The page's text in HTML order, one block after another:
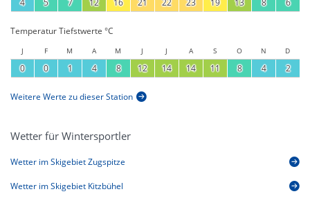
Temperatur Tiefstwerte °C
J F M A M J J A S O N D
0 0 1 4 8 12 14 14 11 8 4 2
Weitere Werte zu dieser Station
Wetter für Wintersportler
Wetter im Skigebiet Zugspitze
Wetter im Skigebiet Kitzbühel